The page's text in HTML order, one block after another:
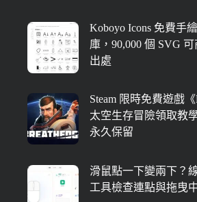
Koboyo Icons 免費手
庫，90,000 個 SVG
出處
Steam 限時免費遊戲《
太空生存冒險領取教
永久保留
滑鼠點一下變兩下？
工具檢查連點與拖曳